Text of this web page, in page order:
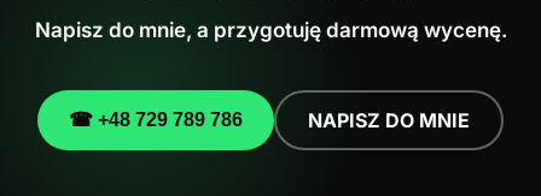
Napisz do mnie, a przygotuję darmową wycenę.
☎ +48 729 789 786 NAPISZ DO MNIE